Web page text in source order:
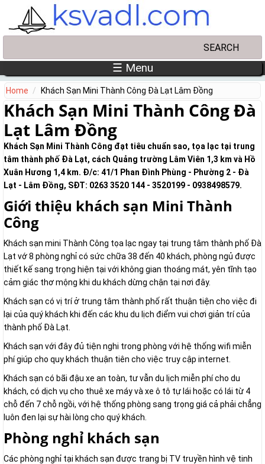
Skip to main content
☰ Menu
Home Khách Sạn Mini Thành Công Đà Lạt Lâm Đồng
Khách Sạn Mini Thành Công Đà
Lạt Lâm Đồng
Khách Sạn Mini Thành Công đạt tiêu chuẩn sao, tọa lạc tại trung
tâm thành phố Đà Lạt, cách Quảng trường Lâm Viên 1,3 km và Hồ
Xuân Hương 1,4 km. Đ/c: 41/1 Phan Đình Phùng - Phường 2 - Đà
Lạt - Lâm Đồng, SĐT: 0263 3520 144 - 3520199 - 0938498579.
Giới thiệu khách sạn Mini Thành
Công
Khách sạn mini Thành Công tọa lạc ngay tại trung tâm thành phố Đà
Lạt vớ 8 phòng nghỉ có sức chữa 38 đến 40 khách, phòng ngủ được
thiết kế sang trọng hiện tại với không gian thoáng mát, yên tĩnh tạo
cảm giác thơ mộng khi du khách dừng chận tại nơi đây.
Khách sạn có vị trí ở trung tâm thành phố rất thuận tiện cho việc đi
lại của quý khách khi đến các khu du lịch điểm vui chơi giản trí của
thành phố Đà Lạt.
Khách sạn với đây đủ tiện nghi trong phòng với hệ thống wifi miễn
phí giúp cho quy khách thuận tiên cho việc truy cập internet.
Khách sạn có bãi đậu xe an toàn, tư vẫn du lịch miễn phí cho du
khách, có dịch vụ cho thuê xe máy và xe ô tô tự lái hoặc có lái từ 4
chỗ đến 7 chỗ ngồi, với hệ thống phòng sang trọng giá cả phải chẳng
luôn đen lại sự hài lòng cho quý khách.
Phòng nghỉ khách sạn
Các phòng nghỉ tại khách sạn được trang bị TV truyền hình vệ tinh